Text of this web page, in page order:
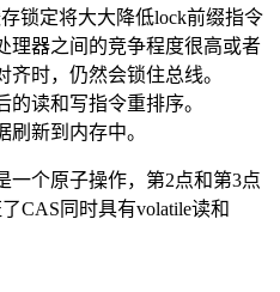
锁定将大大降低lock前缀指令
理器之间的竞争程度很高或者
时，仍然会锁住总线。
读和写指令重排序。
新到内存中。
一个原子操作，第2点和第3点
CAS同时具有volatile读和